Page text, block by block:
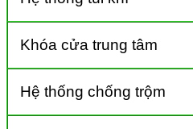
Khóa cửa trung tâm
Hệ thống chống trộm